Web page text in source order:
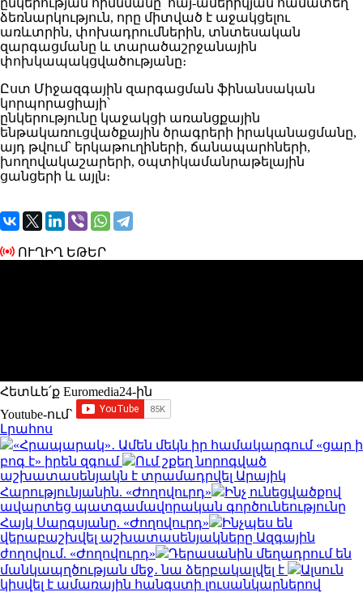
ձեռնարկություն, որը միտված է աջակցելու
առևտրին, փոխադրումներին, տնտեսական
զարգացմանը և տարածաշրջանային
փոխկապակցվածությանը։
Ըստ Միջազգային զարգացման ֆինանսական
կորպորացիայի՝
ընկերությունը կաջակցի առանցքային
ենթակառուցվածքային ծրագրերի իրականացմանը,
այդ թվում՝ երկաթուղիների, ճանապարհների,
խողովակաշարերի, օպտիկամանրաթելային
ցանցերի և այլն։
ՈՒՂԻՂ ԵԹԵՐ
Հետևե՛ք Euromedia24-ին
Youtube-ում`
Լրահոս
«Հրապարակ»․ Ամեն մեկն իր համակարգում «ցար ի
բոգ է» իրեն զգում
Ում շքեղ նորոգված
աշխատասենյակն է տրամադրվել Արայիկ
Հարությունյանին. «Ժողովուրդ»
Ինչ ունեցվածքով
ավարտեց պատգամավորական գործունեությունը
Հայկ Սարգսյանը. «Ժողովուրդ»
Ինչպես են
վերաբաշխվել աշխատասենյակները Ազգային
ժողովում. «Ժողովուրդ»
Դերասանին մեղադրում են
մանկապղծության մեջ․ նա ձերբակալվել է
Ալսուն
կիսվել է ամառային հանգստի լուսանկարներով